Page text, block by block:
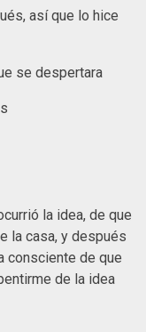
así que lo hice
se despertara
la idea, de que
la casa, y después
consciente de que
de la idea